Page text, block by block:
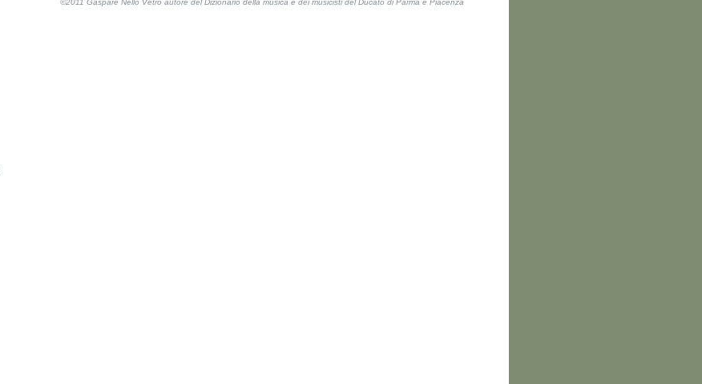
©2011 Gaspare Nello Vetro autore del Dizionario della musica e dei musicisti del Ducato di Parma e Piacenza